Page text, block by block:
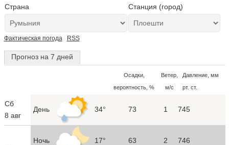
Страна Станция (город)
Фактическая погода RSS
Прогноз на 7 дней
Осадки,
вероятность, %
Ветер,
м/с
Давление, мм
рт. ст.
Сб
8 авг
День 34° 73 1 745
Ночь 17° 63 2 746